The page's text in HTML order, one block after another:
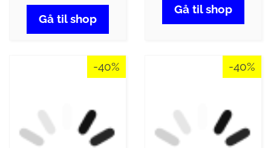
Gå til shop
Gå til shop
-40% -40%